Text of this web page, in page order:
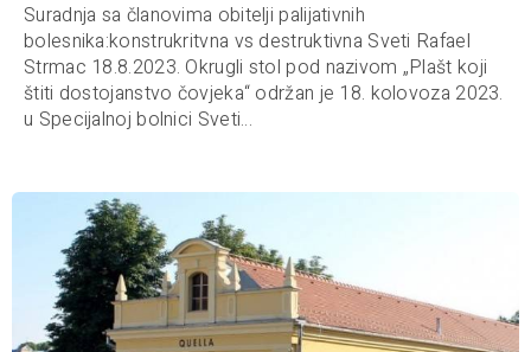
Suradnja sa članovima obitelji palijativnih
bolesnika:konstrukritvna vs destruktivna Sveti Rafael
Strmac 18.8.2023. Okrugli stol pod nazivom „Plašt koji
štiti dostojanstvo čovjeka“ održan je 18. kolovoza 2023.
u Specijalnoj bolnici Sveti...